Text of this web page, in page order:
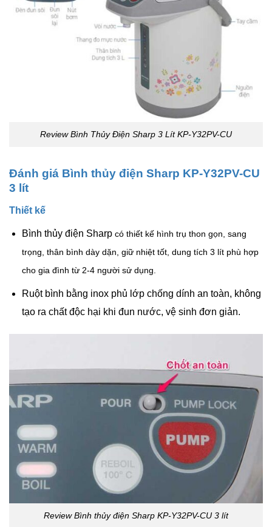
Review Bình Thủy Điện Sharp 3 Lít KP-Y32PV-CU
Đánh giá Bình thủy điện Sharp KP-Y32PV-CU
3 lít
Thiết kế
Bình thủy điện Sharp có thiết kế hình trụ thon gọn, sang
trọng, thân bình dày dặn, giữ nhiệt tốt, dung tích 3 lít phù hợp
cho gia đình từ 2-4 người sử dụng.
Ruột bình bằng inoxphủ lớp chống dính an toàn, không
tạo ra chất độc hại khi đun nước, vệ sinh đơn giản.
Review Bình thủy điện Sharp KP-Y32PV-CU 3 lít